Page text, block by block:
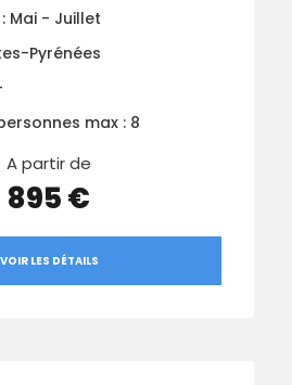
Mai - Juillet
Pyrénées
max : 8
A partir de
895 €
VOIR LES DÉTAILS